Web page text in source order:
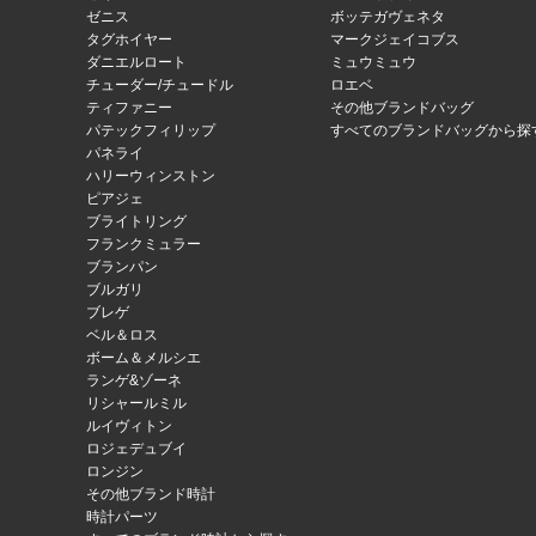
ゼニス
タグホイヤー
ダニエルロート
チューダー/チュードル
ティファニー
パテックフィリップ
パネライ
ハリーウィンストン
ピアジェ
ブライトリング
フランクミュラー
ブランパン
ブルガリ
ブレゲ
ベル＆ロス
ボーム＆メルシエ
ランゲ&ゾーネ
リシャールミル
ルイヴィトン
ロジェデュブイ
ロンジン
その他ブランド時計
時計パーツ
ボッテガヴェネタ
マークジェイコブス
ミュウミュウ
ロエベ
その他ブランドバッグ
すべてのブランドバッグから探